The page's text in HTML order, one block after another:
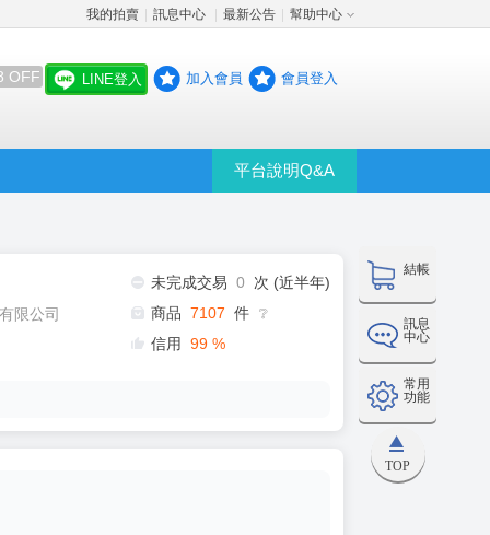
我的拍賣 訊息中心 最新公告 幫助中心
OFF LINE登入 加入會員 會員登入
平台說明Q&A
結帳
訊息
中心
常用
功能
TOP
限公司
未完成交易 0
次 (近半年)
商品 7107 件 ❔
信用 99 %